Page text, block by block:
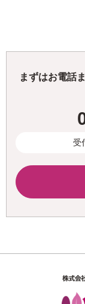
まずはお電話
受